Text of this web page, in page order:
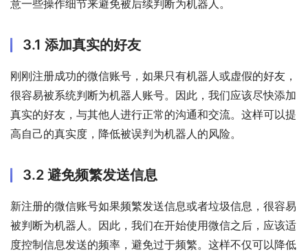
意一些操作细节来避免被后续判断为机器人。
3.1 添加真实的好友
刚刚注册成功的微信账号，如果只有机器人或虚假的好友，
很容易被系统判断为机器人账号。因此，我们应该尽快添加
真实的好友，与其他人进行正常的沟通和交流。这样可以提
高自己的真实度，降低被误判为机器人的风险。
3.2 避免频繁发送信息
新注册的微信账号如果频繁发送信息或者垃圾信息，很容易
被判断为机器人。因此，我们在开始使用微信之后，应该适
度控制信息发送的频率，避免过于频繁。这样不仅可以降低